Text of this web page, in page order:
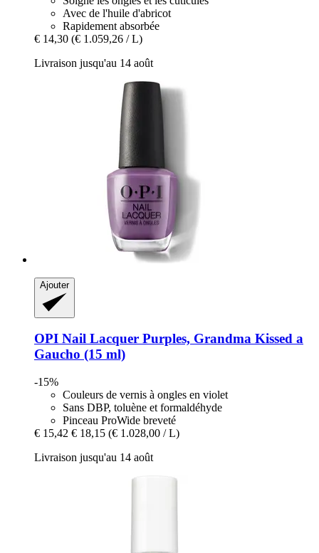
Avec de l'huile d'abricot
Rapidement absorbée
€ 14,30 (€ 1.059,26 / L)
Livraison jusqu'au 14 août
Ajouter
OPI Nail Lacquer Purples, Grandma Kissed a
Gaucho (15 ml)
-15%
Couleurs de vernis à ongles en violet
Sans DBP, toluène et formaldéhyde
Pinceau ProWide breveté
€ 15,42 € 18,15 (€ 1.028,00 / L)
Livraison jusqu'au 14 août